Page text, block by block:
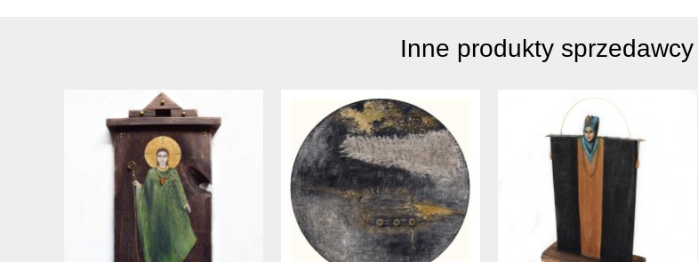
Inne produkty sprzedawcy